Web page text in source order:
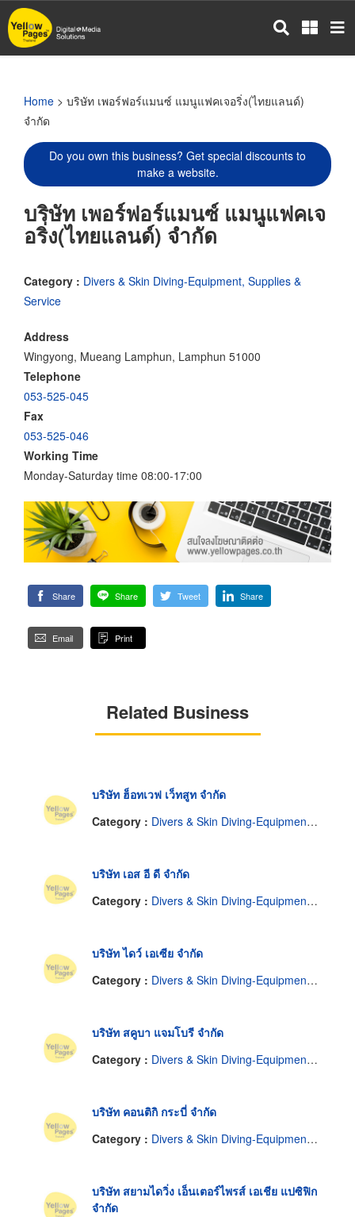
Skip
to
main
Home > บริษัท เพอร์ฟอร์แมนซ์ แมนูแฟคเจอริ่ง(ไทยแลนด์)
จำกัด
Do you own this business? Get special discounts to
make a website.
บริษัท เพอร์ฟอร์แมนซ์ แมนูแฟคเจ
อริ่ง(ไทยแลนด์) จำกัด
Category : Divers & Skin Diving-Equipment, Supplies &
Service
Address
Wingyong, Mueang Lamphun, Lamphun 51000
Telephone
053-525-045
Fax
053-525-046
Working Time
Monday-Saturday time 08:00-17:00
Share Share Tweet Share
Email Print
Related Business
บริษัท ฮ็อทเวฟ เว็ทสูท จำกัด
Category : Divers & Skin Diving-Equipment, Supplies & Service
บริษัท เอส อี ดี จำกัด
Category : Divers & Skin Diving-Equipment, Supplies & Service
บริษัท ไดว์ เอเซีย จำกัด
Category : Divers & Skin Diving-Equipment, Supplies & Service
บริษัท สคูบา แจมโบรี จำกัด
Category : Divers & Skin Diving-Equipment, Supplies & Service
บริษัท คอนติกิ กระบี่ จำกัด
Category : Divers & Skin Diving-Equipment, Supplies & Service
บริษัท สยามไดวิ่ง เอ็นเตอร์ไพรส์ เอเชีย แปซิฟิก
จำกัด